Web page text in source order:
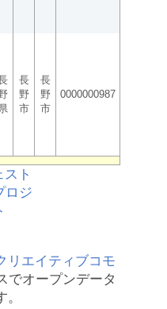
長
野
市
長
野
市
0000000987
リエイティブコモ
でオープンデータ